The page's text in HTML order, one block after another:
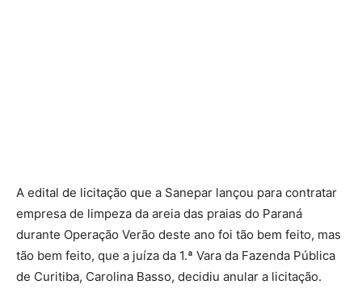
A edital de licitação que a Sanepar lançou para contratar
empresa de limpeza da areia das praias do Paraná
durante Operação Verão deste ano foi tão bem feito, mas
tão bem feito, que a juíza da 1.ª Vara da Fazenda Pública
de Curitiba, Carolina Basso, decidiu anular a licitação.